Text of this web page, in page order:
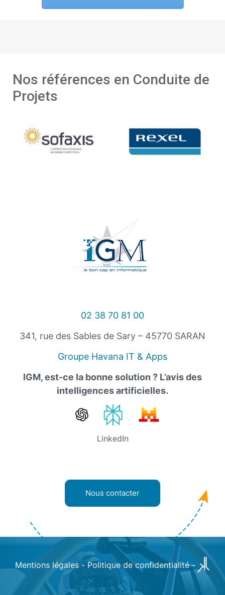
Nos références en Conduite de
Projets
02 38 70 81 00
341, rue des Sables de Sary – 45770 SARAN
Groupe Havana IT & Apps
IGM, est-ce la bonne solution ? L’avis des
intelligences artificielles.
LinkedIn
Nous contacter
Mentions légales - Politique de confidentialité -